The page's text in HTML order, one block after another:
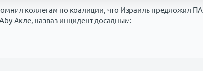
коллегам по коалиции, что Израиль предложил ПА
Акле, назвав инцидент досадным: